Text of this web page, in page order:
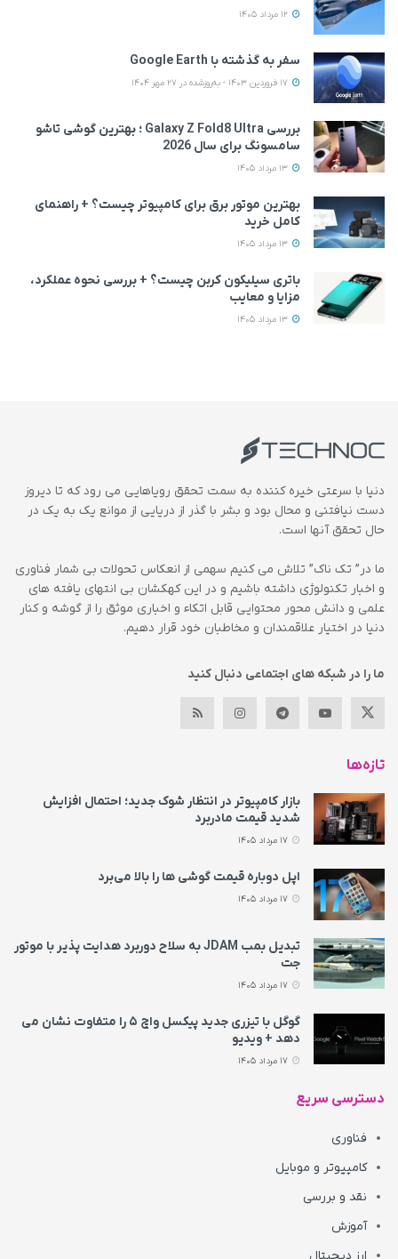
سفر به گذشته با Google Earth
بررسی Galaxy Z Fold8 Ultra ؛ بهترین گوشی تاشو
سامسونگ برای سال 2026
بهترین موتور برق برای کامپیوتر چیست؟ + راهنمای
کامل خرید
باتری سیلیکون کربن چیست؟ + بررسی نحوه عملکرد،
مزایا و معایب
دنیا با سرعتی خیره کننده به سمت تحقق رویاهایی می رود که تا دیروز
دست نیافتنی و محال بود و بشر با گذر از دریایی از موانع یک به یک در
حال تحقق آنها است.
ما در” تک ناک” تلاش می کنیم سهمی از انعکاس تحولات بی شمار فناوری
و اخبار تکنولوژی داشته باشیم و در این کهکشان بی انتهای یافته های
علمی و دانش محور محتوایی قابل اتکاء و اخباری موثق را از گوشه و کنار
دنیا در اختیار علاقمندان و مخاطبان خود قرار دهیم.
ما را در شبکه های اجتماعی دنبال کنید
تازه‌ها
بازار کامپیوتر در انتظار شوک جدید؛ احتمال افزایش
شدید قیمت مادربرد
اپل دوباره قیمت‌ گوشی ها را بالا می‌برد
تبدیل بمب JDAM به سلاح دوربرد هدایت پذیر با موتور
جت
گوگل با تیزری جدید پیکسل واچ ۵ را متفاوت نشان می‌
دهد + ویدیو
دسترسی سریع
فناوری
کامپیوتر و موبایل
نقد و بررسی
آموزش
ارز دیجیتال